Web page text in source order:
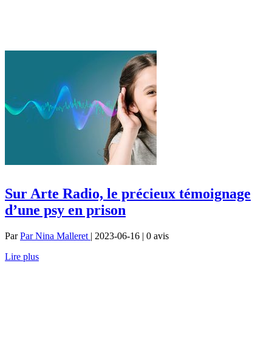
Sur Arte Radio, le précieux témoignage
d’une psy en prison
ParPar Nina Malleret | 2023-06-16 | 0 avis
Lire plus